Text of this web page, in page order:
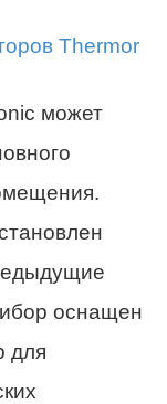
может
оснащен
для